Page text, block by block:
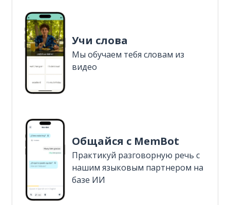
Учи слова
Мы обучаем тебя словам из
видео
Общайся с MemBot
Практикуй разговорную речь с
нашим языковым партнером на
базе ИИ